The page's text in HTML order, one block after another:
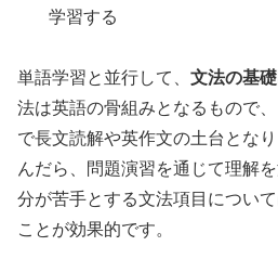
学習する
単語学習と並行して、 文法の基
法は英語の骨組みとなるもので
で長文読解や英作文の土台とな
んだら、問題演習を通じて理解
分が苦手とする文法項目につい
ことが効果的です。